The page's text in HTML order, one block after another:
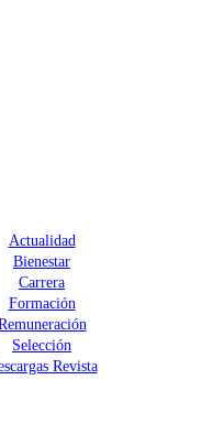
Actualidad
Bienestar
Carrera
Formación
Selección
Revista